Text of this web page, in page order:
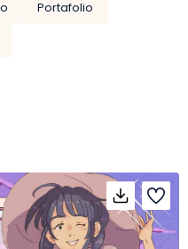
Portafolio